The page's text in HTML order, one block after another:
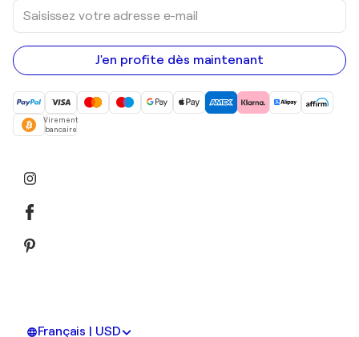
Saisissez
votre
adresse
e-
mail
J'en profite dès maintenant
Virement
bancaire
Français | USD